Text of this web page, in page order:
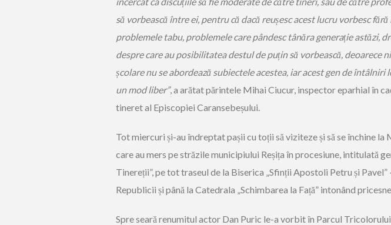
să vorbească între ei, pentru că dacă reușesc acest lucru vorbesc
problemele tabu, problemele care pândesc tânăra generație astăzi,
despre care au posibilitatea destul de puțin să vorbească, deoarece
școlare nu se abordează subiectele acestea, iar acest gen de
un mod liber”, a arătat părintele Mihai Ciucur, inspector eparhial în
tineret al Episcopiei Caransebeșului.
Tot miercuri și-au îndreptat pașii cu toții să viziteze și să se închine la
care au mers pe străzile municipiului Reșița în procesiune, intitulată
Tinereții”, pe tot traseul de la Biserica „Sfinții Apostoli Petru și Pavel”
Republicii și până la Catedrala „Schimbarea la Față” intonând
Spre seară renumitul actor Dan Puric le-a vorbit în Parcul Tricolorului